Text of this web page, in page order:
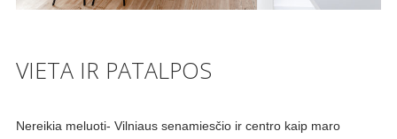
VIETA IR PATALPOS
Nereikia meluoti- Vilniaus senamiesčio ir centro kaip maro